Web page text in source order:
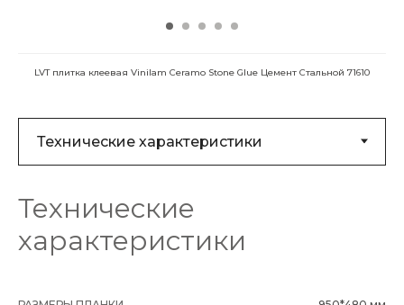
LVT плитка клеевая Vinilam Ceramo Stone Glue Цемент Стальной 71610
Технические
характеристики